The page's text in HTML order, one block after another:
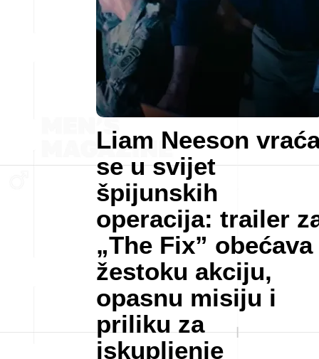
Liam Neeson
se u svijet
špijunskih
operacija: trailer
„The Fix” obećava
žestoku akciju,
opasnu misiju i
priliku za
iskupljenje